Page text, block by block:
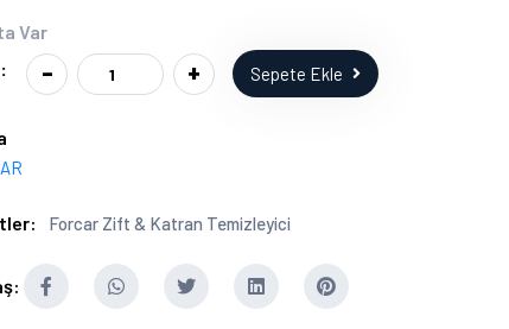
Var
- + Sepete Ekle
Forcar Zift & Katran Temizleyici